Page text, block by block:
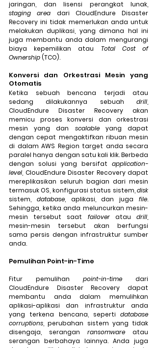
staging area dari CloudEndure Disaster
Recovery ini tidak memerlukan anda untuk
melakukan duplikasi, yang dimana hal ini
juga membantu anda dalam mengurangi
biaya kepemilikan atau Total Cost of
Ownership (TCO).
Konversi dan Orkestrasi Mesin yang
Otomatis
Ketika sebuah bencana terjadi atau
sedang dilakukannya sebuah drill
CloudEndure Disaster Recovery akan
memicu proses konversi dan orkestrasi
mesin yang dan scalable yang dapat
dengan cepat mengaktifkan ribuan mesin
di dalam AWS Region target anda secara
paralel hanya dengan satu kali klik. Berbeda
dengan solusi yang bersifat application-
level , CloudEndure Disaster Recovery dapat
mereplikasikan seluruh bagian dari mesin
termasuk OS, konfigurasi status sistem, disk
sistem, database, aplikasi, dan juga file.
Sehingga, ketika anda meluncurkan mesin-
mesin tersebut saat failover atau drill
mesin-mesin tersebut akan berfungsi
sama persis dengan infrastruktur sumber
anda.
Pemulihan Point-in-Time
Fitur pemulihan point-in-time dari
CloudEndure Disaster Recovery dapat
membantu anda dalam memulihkan
aplikasi-aplikasi dan infrastruktur anda
yang terkena bencana, seperti database
corruptions , perubahan sistem yang tidak
disengaja, serangan ransomware atau
serangan berbahaya lainnya. Anda juga